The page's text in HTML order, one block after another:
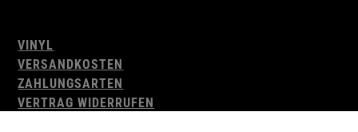
VINYL
VERSANDKOSTEN
ZAHLUNGSARTEN
VERTRAG WIDERRUFEN